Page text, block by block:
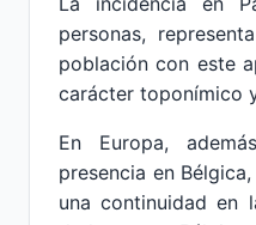
personas,
población con este
carácter toponímico
En Europa,
presencia en
una continuidad en